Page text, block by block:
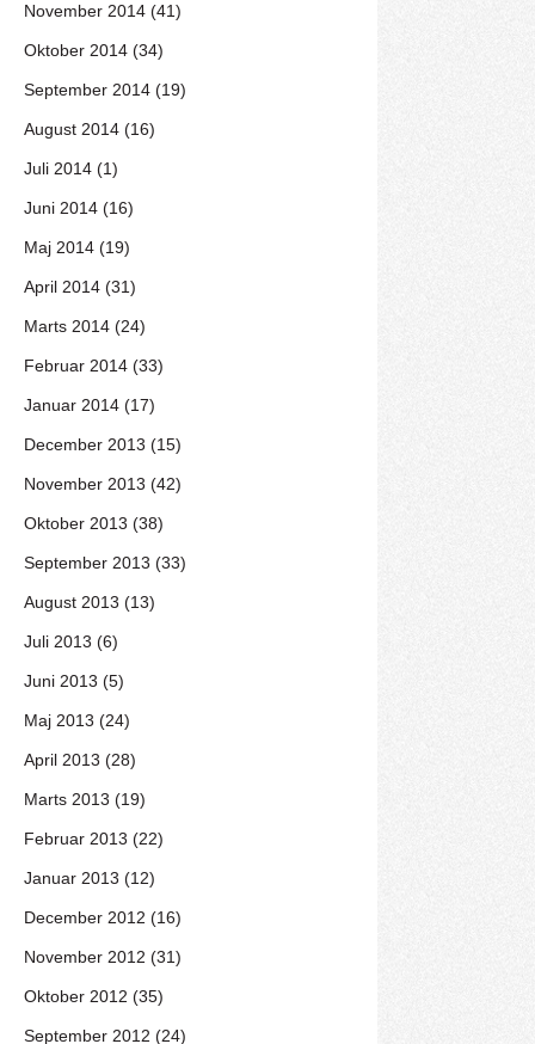
November 2014 (41)
Oktober 2014 (34)
September 2014 (19)
August 2014 (16)
Juli 2014 (1)
Juni 2014 (16)
Maj 2014 (19)
April 2014 (31)
Marts 2014 (24)
Februar 2014 (33)
Januar 2014 (17)
December 2013 (15)
November 2013 (42)
Oktober 2013 (38)
September 2013 (33)
August 2013 (13)
Juli 2013 (6)
Juni 2013 (5)
Maj 2013 (24)
April 2013 (28)
Marts 2013 (19)
Februar 2013 (22)
Januar 2013 (12)
December 2012 (16)
November 2012 (31)
Oktober 2012 (35)
September 2012 (24)